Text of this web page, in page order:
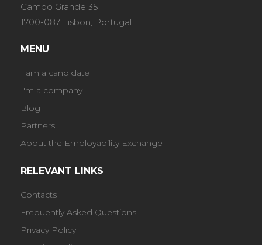
Campo Grande 35
1700-087 Lisbon, Portugal
MENU
I am a candidate
I'm a company
Blog
Partners
About the Employability Exchange
RELEVANT LINKS
Contacts
Frequently Asked Questions
Privacy Policy